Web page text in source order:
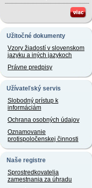
Užitočné dokumenty
Vzory žiadostí v slovenskom
jazyku a iných jazykoch
Právne predpisy
Užívateľský servis
Slobodný prístup k
informáciám
Ochrana osobných údajov
Oznamovanie
protispoločenskej činnosti
Naše registre
Sprostredkovatelia
zamestnania za úhradu